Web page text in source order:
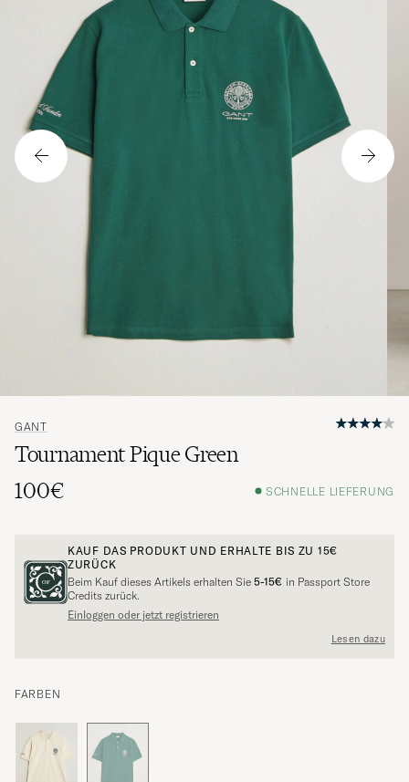
GANT
Tournament Pique Green
100€
SCHNELLE LIEFERUNG
KAUF DAS PRODUKT UND ERHALTE BIS ZU 15€
ZURÜCK
Beim Kauf dieses Artikels erhalten Sie 5-15€ in Passport Store
Credits zurück.
Einloggen oder jetzt registrieren
Lesen dazu
FARBEN